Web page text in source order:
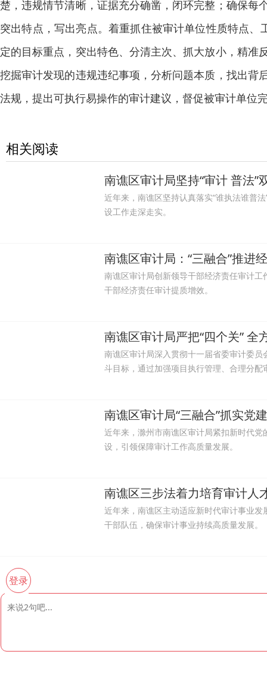
楚，违规情节清晰，证据充分确凿，闭环完整；确保
突出特点，写出亮点。着重抓住被审计单位性质特点
定的目标重点，突出特色、分清主次、抓大放小，精
挖掘审计发现的违规违纪事项，分析问题本质，找出
法规，提出可执行易操作的审计建议，督促被审计单位
相关阅读
南谯区审计局坚持“审计 普法”
近年来，南谯区坚持认真落实“谁执法谁普
设工作走深走实。
南谯区审计局：“三融合”推进
南谯区审计局创新领导干部经济责任审计
干部经济责任审计提质增效。
南谯区审计局严把“四个关” 全
南谯区审计局深入贯彻十一届省委审计委
斗目标，通过加强项目执行管理、合理分
南谯区审计局“三融合”抓实党
近年来，滁州市南谯区审计局紧扣新时代
设，引领保障审计工作高质量发展。
南谯区三步法着力培育审计人
近年来，南谯区主动适应新时代审计事业
干部队伍，确保审计事业持续高质量发展。
登录